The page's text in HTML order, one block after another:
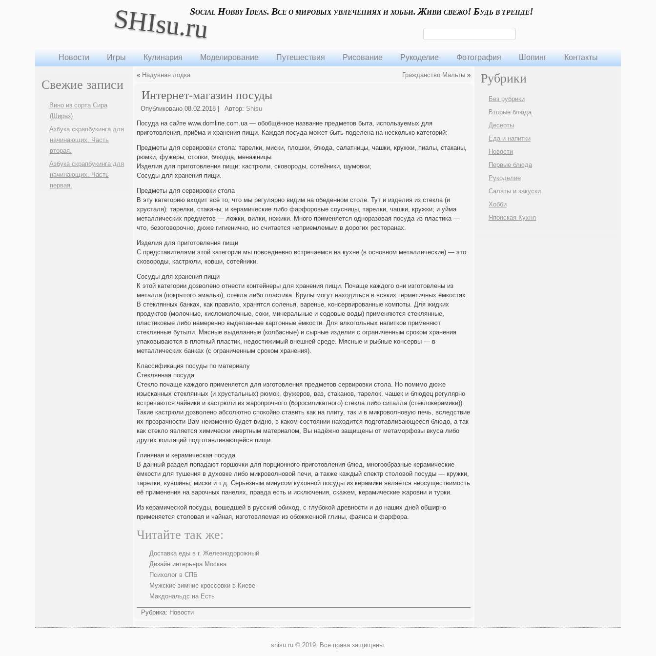
SHIsu.ruSocial Hobby Ideas. Все о мировых увлечениях и хобби. Живи свежо! Будь в тренде!
Новости Игры Кулинария Моделирование Путешествия Рисование Рукоделие Фотография Шопинг Контакты
Свежие записи
Вино из сорта Сира
(Шираз)
Азбука скрапбукинга для
начинающих. Часть
вторая.
Азбука скрапбукинга для
начинающих. Часть
первая.
« Надувная лодка Гражданство Мальты »
Интернет-магазин посуды
Опубликовано 08.02.2018 Автор: Shisu
Посуда на сайте www.domline.com.ua — обобщённое название предметов быта, используемых для
приготовления, приёма и хранения пищи. Каждая посуда может быть поделена на несколько категорий:
Предметы для сервировки стола: тарелки, миски, плошки, блюда, салатницы, чашки, кружки, пиалы, стаканы,
рюмки, фужеры, стопки, блюдца, менажницы
Изделия для приготовления пищи: кастрюли, сковороды, сотейники, шумовки;
Сосуды для хранения пищи.
Предметы для сервировки стола
В эту категорию входит всё то, что мы регулярно видим на обеденном столе. Тут и изделия из стекла (и
хрусталя): тарелки, стаканы; и керамические либо фарфоровые соусницы, тарелки, чашки, кружки; и уйма
металлических предметов — ложки, вилки, ножики. Много применяется одноразовая посуда из пластика —
что, безоговорочно, дюже гигиенично, но считается неприемлемым в дорогих ресторанах.
Изделия для приготовления пищи
С представителями этой категории мы повседневно встречаемся на кухне (в основном металлические) — это:
сковороды, кастрюли, ковши, сотейники.
Сосуды для хранения пищи
К этой категории дозволено отнести контейнеры для хранения пищи. Почаще каждого они изготовлены из
металла (покрытого эмалью), стекла либо пластика. Крупы могут находиться в всяких герметичных ёмкостях.
В стеклянных банках, как правило, хранятся соленья, варенье, консервированные компоты. Для жидких
продуктов (молочные, кисломолочные, соки, минеральные и содовые воды) применяются стеклянные,
пластиковые либо намеренно выделанные картонные ёмкости. Для алкогольных напитков применяют
стеклянные бутыли. Мясные выделанные (колбасные) и сырные изделия с ограниченным сроком хранения
упаковываются в плотный пластик, недостижимый внешней среде. Мясные и рыбные консервы — в
металлических банках (с ограниченным сроком хранения).
Классификация посуды по материалу
Стеклянная посуда
Стекло почаще каждого применяется для изготовления предметов сервировки стола. Но помимо дюже
изысканных стеклянных (и хрустальных) рюмок, фужеров, ваз, стаканов, тарелок, чашек и блюдец регулярно
встречаются чайники и кастрюли из жаропрочного (боросиликатного) стекла либо ситалла (стеклокерамики)).
Такие кастрюли дозволено абсолютно спокойно ставить как на плиту, так и в микроволновую печь, вследствие
их прозрачности Вам неизменно будет видно, в каком состоянии находится подготавливающееся блюдо, а так
как стекло является химически инертным материалом, Вы надёжно защищены от метаморфозы вкуса либо
других колляций подготавливающейся пищи.
Глиняная и керамическая посуда
В данный раздел попадают горшочки для порционного приготовления блюд, многообразные керамические
ёмкости для тушения в духовке либо микроволновой печи, а также каждый спектр столовой посуды — кружки,
тарелки, кувшины, миски и т.д. Серьёзным минусом кухонной посуды из керамики является неосуществимость
её применения на варочных панелях, правда есть и исключения, скажем, керамические жаровни и турки.
Из керамической посуды, вошедшей в русский обиход, с глубокой древности и до наших дней обширно
применяется столовая и чайная, изготовляемая из обожженной глины, фаянса и фарфора.
Читайте так же:
Доставка еды в г. Железнодорожный
Дизайн интерьера Москва
Психолог в СПБ
Мужские зимние кроссовки в Киеве
Макдональдс на Есть
Рубрика: Новости
Рубрики
Без рубрики
Вторые блюда
Десерты
Еда и напитки
Новости
Первые блюда
Рукоделие
Салаты и закуски
Хобби
Японская Кухня
shisu.ru © 2019. Все права защищены.